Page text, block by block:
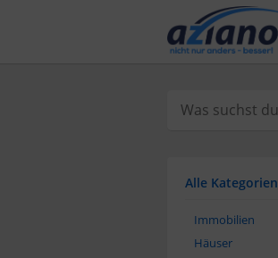
Alle Kategorien
Immobilien
Häuser